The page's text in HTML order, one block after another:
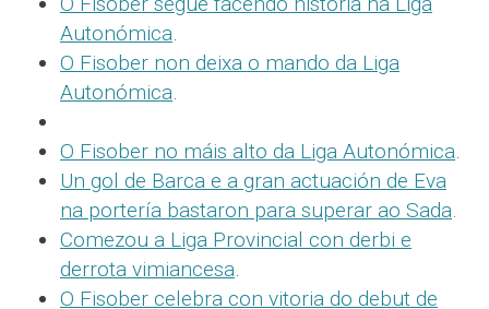
Autonómica.
O Fisober non deixa o mando da Liga
Autonómica.
O Fisober no máis alto da Liga Autonómica.
Un gol de Barca e a gran actuación de Eva
na portería bastaron para superar ao Sada.
Comezou a Liga Provincial con derbi e
derrota vimiancesa.
O Fisober celebra con vitoria do debut de